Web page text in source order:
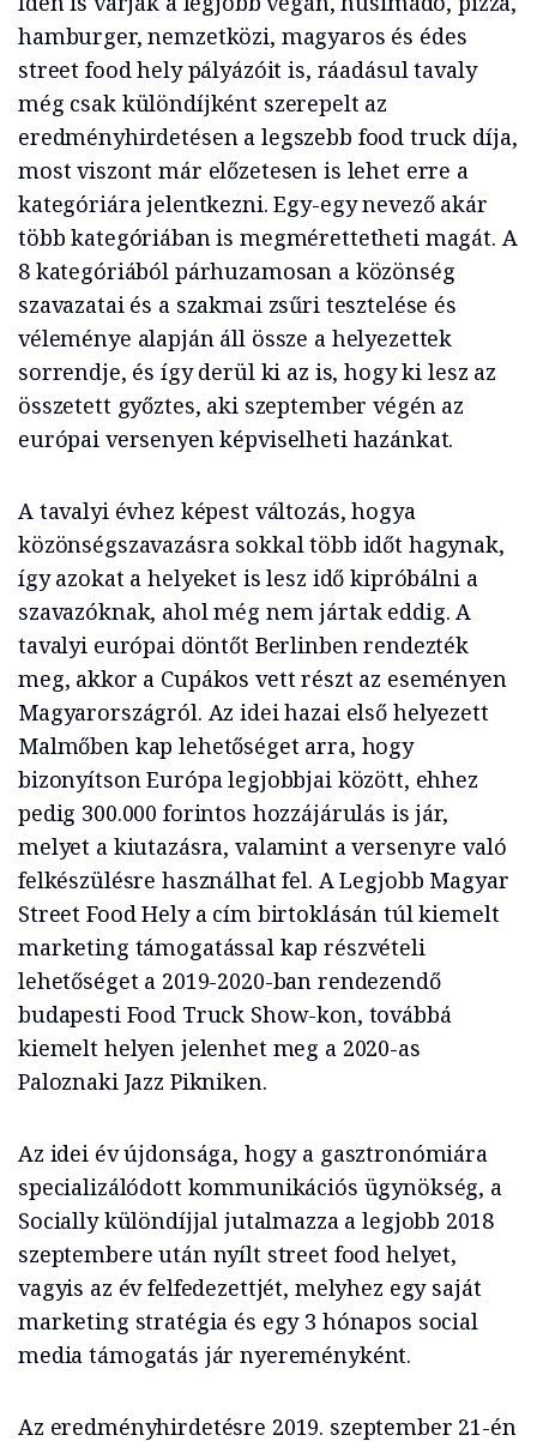
hamburger, nemzetközi, magyaros és édes
street food hely pályázóit is, ráadásul tavaly
még csak különdíjként szerepelt az
eredményhirdetésen a legszebb food truck díja,
most viszont már előzetesen is lehet erre a
kategóriára jelentkezni. Egy-egy nevező akár
több kategóriában is megmérettetheti magát. A
8 kategóriából párhuzamosan a közönség
szavazatai és a szakmai zsűri tesztelése és
véleménye alapján áll össze a helyezettek
sorrendje, és így derül ki az is, hogy ki lesz az
összetett győztes, aki szeptember végén az
európai versenyen képviselheti hazánkat.
A tavalyi évhez képest változás, hogya
közönségszavazásra sokkal több időt hagynak,
így azokat a helyeket is lesz idő kipróbálni a
szavazóknak, ahol még nem jártak eddig. A
tavalyi európai döntőt Berlinben rendezték
meg, akkor a Cupákos vett részt az eseményen
Magyarországról. Az idei hazai első helyezett
Malmőben kap lehetőséget arra, hogy
bizonyítson Európa legjobbjai között, ehhez
pedig 300.000 forintos hozzájárulás is jár,
melyet a kiutazásra, valamint a versenyre való
felkészülésre használhat fel. A Legjobb Magyar
Street Food Hely a cím birtoklásán túl kiemelt
marketing támogatással kap részvételi
lehetőséget a 2019-2020-ban rendezendő
budapesti Food Truck Show-kon, továbbá
kiemelt helyen jelenhet meg a 2020-as
Paloznaki Jazz Pikniken.
Az idei év újdonsága, hogy a gasztronómiára
specializálódott kommunikációs ügynökség, a
Socially különdíjjal jutalmazza a legjobb 2018
szeptembere után nyílt street food helyet,
vagyis az év felfedezettjét, melyhez egy saját
marketing stratégia és egy 3 hónapos social
media támogatás jár nyereményként.
Az eredményhirdetésre 2019. szeptember 21-én